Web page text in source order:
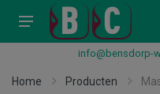
info@bensdorp-
Home Producten